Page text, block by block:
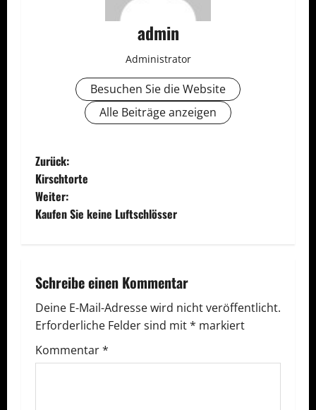
admin
Administrator
Besuchen Sie die Website
Alle Beiträge anzeigen
B
e
i
r
a
g
s
Zurück:
Kirschtorte
Weiter:
Kaufen Sie keine Luftschlösser
Schreibe einen Kommentar
Deine E-Mail-Adresse wird nicht veröffentlicht.
Erforderliche Felder sind mit* markiert
Kommentar*